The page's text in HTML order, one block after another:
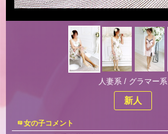
人妻系 / グラマー系
新人
女の子コメント